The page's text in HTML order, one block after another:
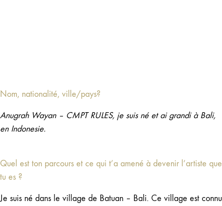
Nom, nationalité, ville/pays?
Anugrah Wayan – CMPT RULES, je suis né et ai grandi à Bali,
en Indonesie.
Quel est ton parcours et ce qui t’a amené à devenir l’artiste que
tu es ?
Je suis né dans le village de Batuan – Bali. Ce village est connu